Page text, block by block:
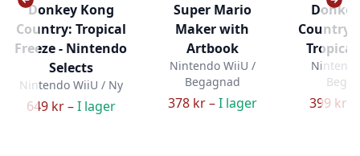
Donkey Kong
Country: Tropical
Freeze - Nintendo
Selects
Nintendo WiiU / Ny
649 kr –I lager
Super Mario
Maker with
Artbook
Nintendo WiiU /
Begagnad
378 kr –I lager
Country
Tropical
399 kr –